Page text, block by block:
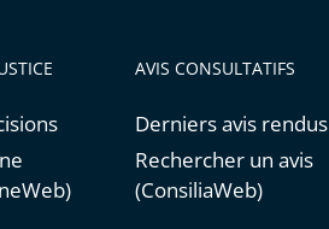
AVIS CONSULTATIFS
Derniers avis rendus
Rechercher un avis
(ConsiliaWeb)